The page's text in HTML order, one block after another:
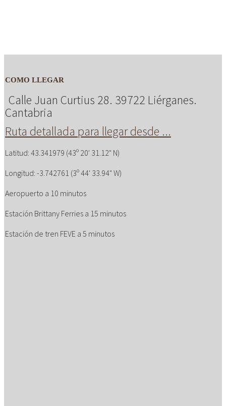
COMO LLEGAR
Calle Juan Curtius 28. 39722 Liérganes.
Cantabria
Ruta detallada para llegar desde ...
Latitud: 43.341979 (43º 20' 31.12" N)
Longitud: -3.742761 (3º 44' 33.94" W)
Aeropuerto a 10 minutos
Estación Brittany Ferries a 15 minutos
Estación de tren FEVE a 5 minutos